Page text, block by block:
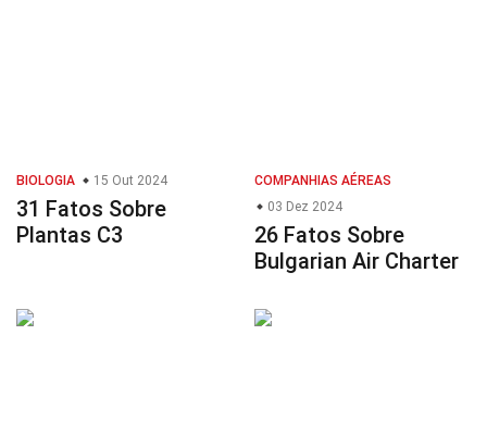
BIOLOGIA 15 Out 2024
31 Fatos Sobre
Plantas C3
COMPANHIAS AÉREAS
03 Dez 2024
26 Fatos Sobre
Bulgarian Air Charter